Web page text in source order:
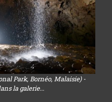
Park, Bornéo, Malaisie) -
la galerie...